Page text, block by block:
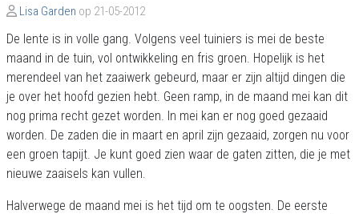
Lisa Garden op 21-05-2012
De lente is in volle gang. Volgens veel tuiniers is mei de beste
maand in de tuin, vol ontwikkeling en fris groen. Hopelijk is het
merendeel van het zaaiwerk gebeurd, maar er zijn altijd dingen die
je over het hoofd gezien hebt. Geen ramp, in de maand mei kan dit
nog prima recht gezet worden. In mei kan er nog goed gezaaid
worden. De zaden die in maart en april zijn gezaaid, zorgen nu voor
een groen tapijt. Je kunt goed zien waar de gaten zitten, die je met
nieuwe zaaisels kan vullen.
Halverwege de maand mei is het tijd om te oogsten. De eerste